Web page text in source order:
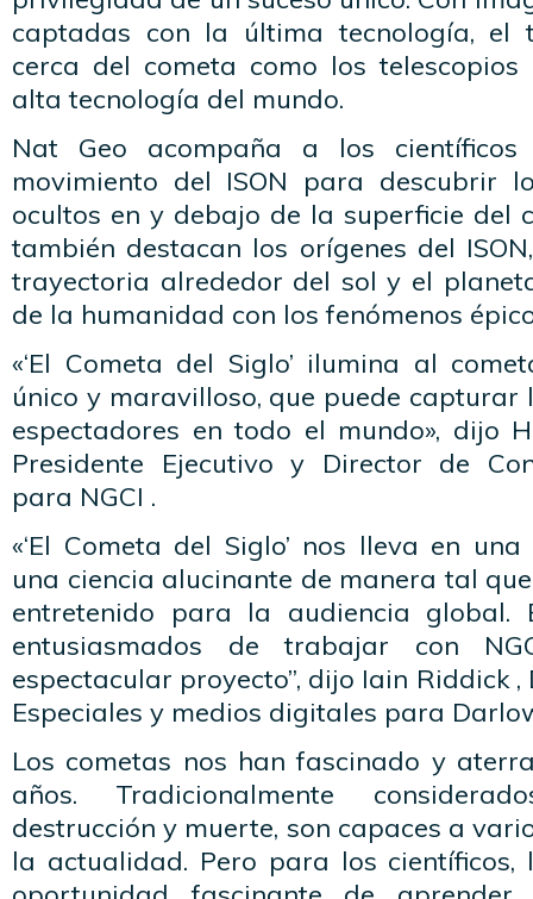
captadas con la última tecnología, el
cerca del cometa como los
alta tecnología del mundo.
Nat Geo acompaña a los
movimiento del ISON para descubrir
ocultos en y debajo de la superficie del
también destacan los orígenes del
trayectoria alrededor del sol y el
de la humanidad con los fenómenos
«‘El Cometa del Siglo’ ilumina al
único y maravilloso, que puede
espectadores en todo el mundo», dijo
Presidente Ejecutivo y Director de
para NGCI .
«‘El Cometa del Siglo’ nos lleva en
una ciencia alucinante de manera tal
entretenido para la audiencia global.
entusiasmados de trabajar con
espectacular proyecto”, dijo Iain Riddick
Especiales y medios digitales para
Los cometas nos han fascinado y
años. Tradicionalmente
destrucción y muerte, son capaces a
la actualidad. Pero para los científicos,